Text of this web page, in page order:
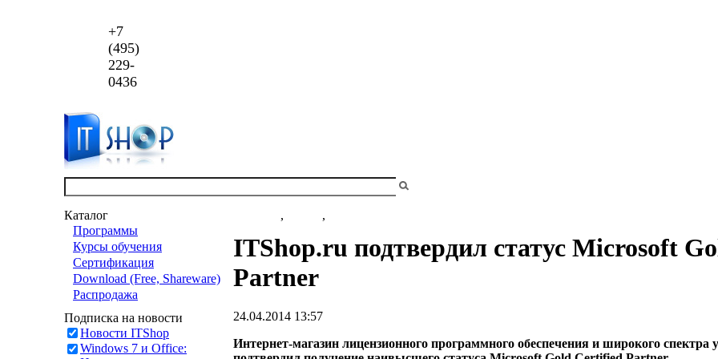
+7
(495)
229-
0436
Каталог
Программы
Курсы обучения
Сертификация
Download (Free, Shareware)
Распродажа
Подписка на новости
Новости ITShop
Windows 7 и Office:
, ,
ITShop.ru подтвердил статус Microsoft
Partner
24.04.2014 13:57
Интернет-магазин лицензионного программного обеспечения и широкого спектра